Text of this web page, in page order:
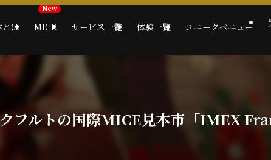
とは MICE サービス一覧 体験一覧 ユニークベニュー
クフルトの国際MICE見本市「IMEX